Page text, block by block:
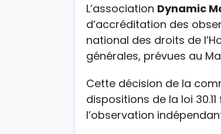
L’association Dynamic
d’accréditation des
national des droits de
générales, prévues au
Cette décision de la
dispositions de la loi
l’observation